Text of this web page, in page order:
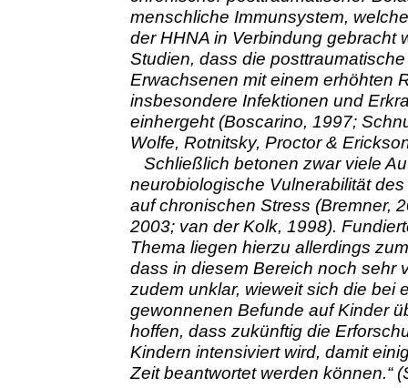
menschliche Immunsystem,
der HHNA in Verbindung gebracht
Studien, dass die
Erwachsenen mit einem erhöhten
insbesondere Infektionen und
einhergeht (Boscarino, 1997;
Wolfe, Rotnitsky, Proctor &
Schließlich betonen zwar viele
neurobiologische Vulnerabilität
auf chronischen Stress (Bremner,
2003; van der Kolk, 1998).
Thema liegen hierzu allerdings
dass in diesem Bereich noch sehr
zudem unklar, wieweit sich die bei
gewonnenen Befunde auf Kinder
hoffen, dass zukünftig die
Kindern intensiviert wird, damit
Zeit beantwortet werden können.“